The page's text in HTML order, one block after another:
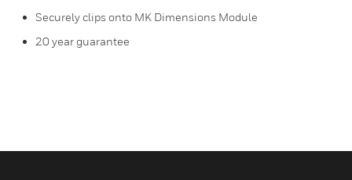
Securely clips onto MK Dimensions Module
20 year guarantee